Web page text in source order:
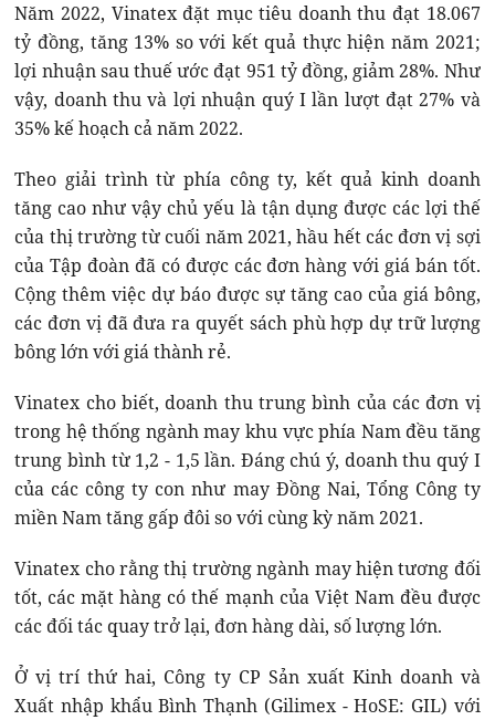
Năm 2022, Vinatex đặt mục tiêu doanh thu đạt 18.067
tỷ đồng, tăng 13% so với kết quả thực hiện năm 2021;
lợi nhuận sau thuế ước đạt 951 tỷ đồng, giảm 28%. Như
vậy, doanh thu và lợi nhuận quý I lần lượt đạt 27% và
35% kế hoạch cả năm 2022.
Theo giải trình từ phía công ty, kết quả kinh doanh
tăng cao như vậy chủ yếu là tận dụng được các lợi thế
của thị trường từ cuối năm 2021, hầu hết các đơn vị sợi
của Tập đoàn đã có được các đơn hàng với giá bán tốt.
Cộng thêm việc dự báo được sự tăng cao của giá bông,
các đơn vị đã đưa ra quyết sách phù hợp dự trữ lượng
bông lớn với giá thành rẻ.
Vinatex cho biết, doanh thu trung bình của các đơn vị
trong hệ thống ngành may khu vực phía Nam đều tăng
trung bình từ 1,2 - 1,5 lần. Đáng chú ý, doanh thu quý I
của các công ty con như may Đồng Nai, Tổng Công ty
miền Nam tăng gấp đôi so với cùng kỳ năm 2021.
Vinatex cho rằng thị trường ngành may hiện tương đối
tốt, các mặt hàng có thế mạnh của Việt Nam đều được
các đối tác quay trở lại, đơn hàng dài, số lượng lớn.
Ở vị trí thứ hai, Công ty CP Sản xuất Kinh doanh và
Xuất nhập khẩu Bình Thạnh (Gilimex - HoSE: GIL) với